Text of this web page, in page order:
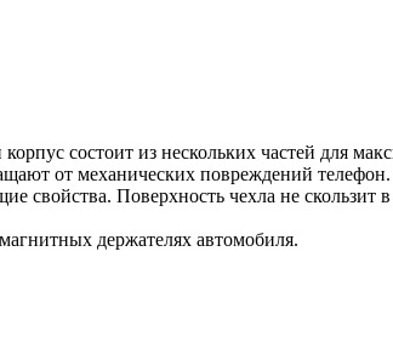
состоит из нескольких частей для
от механических повреждений телефон.
свойства. Поверхность чехла не скользит
держателях автомобиля.